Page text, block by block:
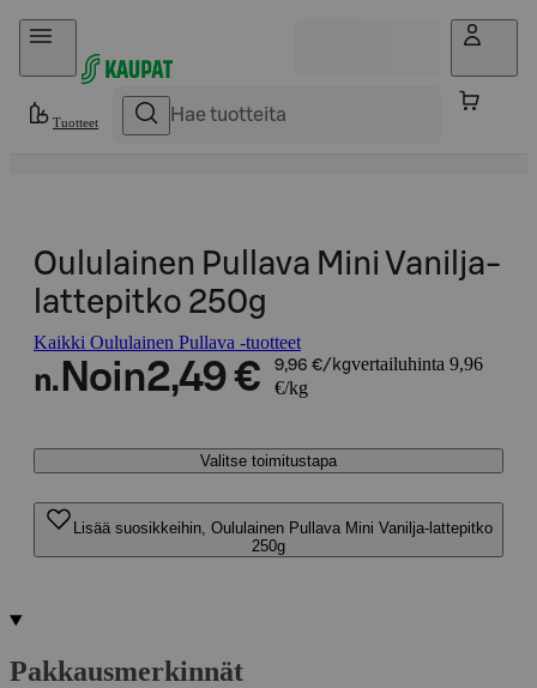
Hyppää sisältöön
Tuotteet
Oululainen Pullava Mini Vanilja-
lattepitko 250g
Kaikki Oululainen Pullava -tuotteet
n. Noin2,49 € 9,96 €/kgvertailuhinta 9,96
€/kg
Valitse toimitustapa
Lisää suosikkeihin, Oululainen Pullava Mini Vanilja-lattepitko
250g
Pakkausmerkinnät